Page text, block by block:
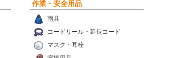
作業・安全用品
雨具
コードリール・延長コード
マスク・耳栓